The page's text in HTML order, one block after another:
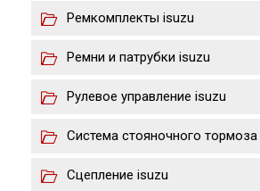
Ремкомплекты isuzu
Ремни и патрубки isuzu
Рулевое управление isuzu
Система стояночного тормоза
Сцепление isuzu